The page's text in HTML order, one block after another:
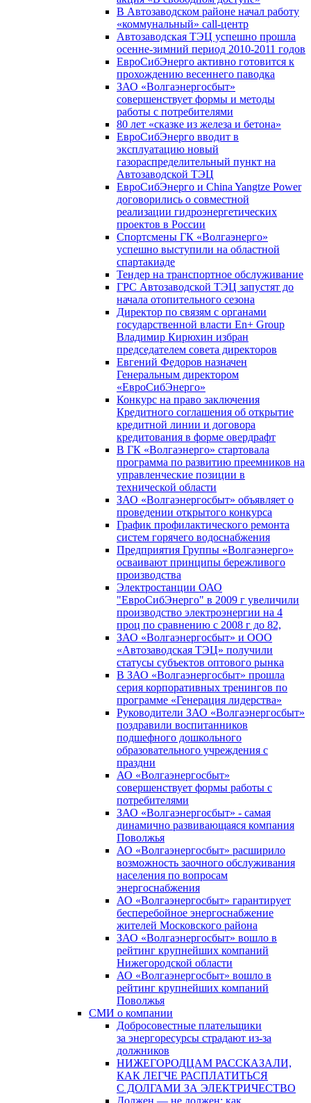
В Автозаводском районе начал работу
«коммунальный» call-центр
Автозаводская ТЭЦ успешно прошла
осенне-зимний период 2010-2011 годов
ЕвроСибЭнерго активно готовится к
прохождению весеннего паводка
ЗАО «Волгаэнергосбыт»
совершенствует формы и методы
работы с потребителями
80 лет «сказке из железа и бетона»
ЕвроСибЭнерго вводит в
эксплуатацию новый
газораспределительный пункт на
Автозаводской ТЭЦ
ЕвроСибЭнерго и China Yangtze Power
договорились о совместной
реализации гидроэнергетических
проектов в России
Спортсмены ГК «Волгаэнерго»
успешно выступили на областной
спартакиаде
Тендер на транспортное обслуживание
ГРС Автозаводской ТЭЦ запустят до
начала отопительного сезона
Директор по связям с органами
государственной власти En+ Group
Владимир Кирюхин избран
председателем совета директоров
Евгений Федоров назначен
Генеральным директором
«ЕвроСибЭнерго»
Конкурс на право заключения
Кредитного соглашения об открытие
кредитной линии и договора
кредитования в форме овердрафт
В ГК «Волгаэнерго» стартовала
программа по развитию преемников на
управленческие позиции в
технической области
ЗАО «Волгаэнергосбыт» объявляет о
проведении открытого конкурса
График профилактического ремонта
систем горячего водоснабжения
Предприятия Группы «Волгаэнерго»
осваивают принципы бережливого
производства
Электростанции ОАО
"ЕвроСибЭнерго" в 2009 г увеличили
производство электроэнергии на 4
проц по сравнению с 2008 г до 82,
ЗАО «Волгаэнергосбыт» и ООО
«Автозаводская ТЭЦ» получили
статусы субъектов оптового рынка
В ЗАО «Волгаэнергосбыт» прошла
серия корпоративных тренингов по
программе «Генерация лидерства»
Руководители ЗАО «Волгаэнергосбыт»
поздравили воспитанников
подшефного дошкольного
образовательного учреждения с
праздни
АО «Волгаэнергосбыт»
совершенствует формы работы с
потребителями
ЗАО «Волгаэнергосбыт» - самая
динамично развивающаяся компания
Поволжья
АО «Волгаэнергосбыт» расширило
возможность заочного обслуживания
населения по вопросам
энергоснабжения
АО «Волгаэнергосбыт» гарантирует
бесперебойное энергоснабжение
жителей Московского района
ЗАО «Волгаэнергосбыт» вошло в
рейтинг крупнейших компаний
Нижегородской области
АО «Волгаэнергосбыт» вошло в
рейтинг крупнейших компаний
Поволжья
СМИ о компании
Добросовестные плательщики
за энергоресурсы страдают из-за
должников
НИЖЕГОРОДЦАМ РАССКАЗАЛИ,
КАК ЛЕГЧЕ РАСПЛАТИТЬСЯ
С ДОЛГАМИ ЗА ЭЛЕКТРИЧЕСТВО